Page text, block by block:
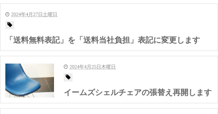
2024年4月27日土曜日
「送料無料表記」を「送料当社負担」表記に変更します
2024年4月25日木曜日
イームズシェルチェアの張替え再開します